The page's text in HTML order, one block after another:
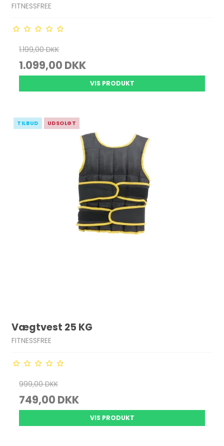
FITNESSFREE
1.199,00 DKK
1.099,00 DKK
VIS PRODUKT
TILBUD UDSOLGT
Vægtvest 25 KG
FITNESSFREE
999,00 DKK
749,00 DKK
VIS PRODUKT